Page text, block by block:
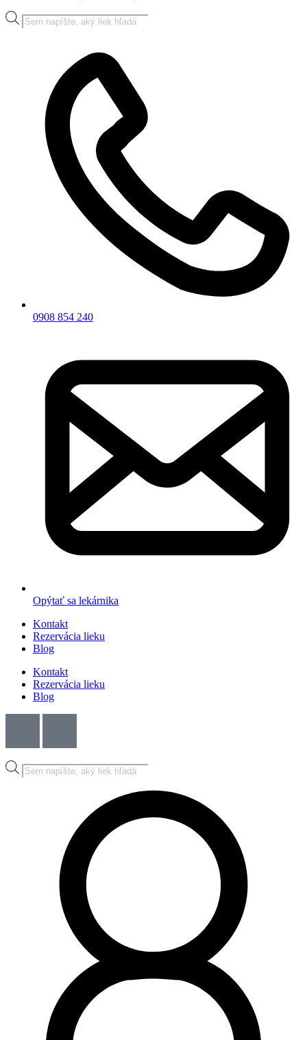
Products
search
0908 854 240
Opýtať sa lekárnika
Kontakt
Rezervácia lieku
Blog
Kontakt
Rezervácia lieku
Blog
Products
search